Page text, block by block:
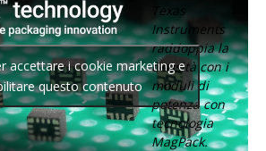
Texas
Instruments
raddoppia la
densità con i
moduli di
potenza con
tecnologia
MagPack.
accettare i cookie marketing e
questo contenuto